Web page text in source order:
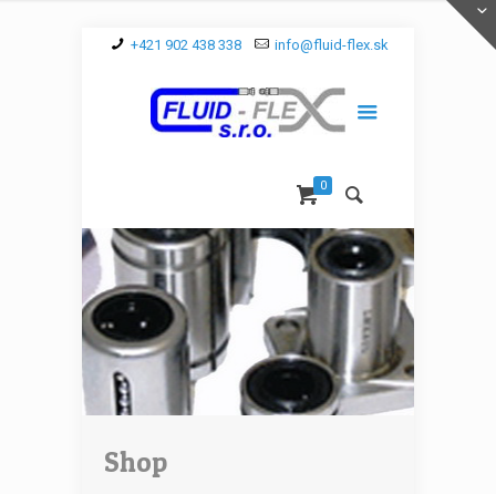
+421 902 438 338 info@fluid-flex.sk
0
Shop